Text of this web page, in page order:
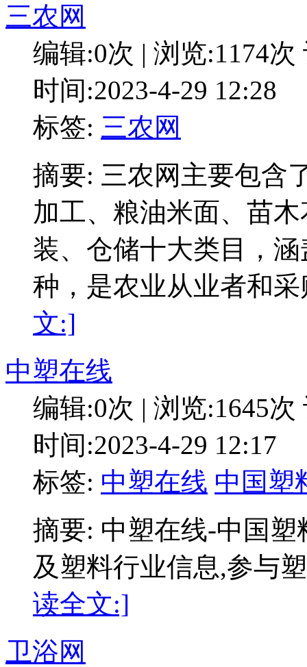
三农网
编辑:0次 | 浏览:1174次
时间:2023-4-29 12:28
标签: 三农网
摘要: 三农网主要包含
加工、粮油米面、苗
装、仓储十大类目，
种，是农业从业者和
文:]
中塑在线
编辑:0次 | 浏览:1645次
时间:2023-4-29 12:17
标签: 中塑在线 中国塑
摘要: 中塑在线-中国
及塑料行业信息,参与
读全文:]
卫浴网